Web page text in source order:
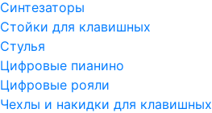
Синтезаторы
Стойки для клавишных
Стулья
Цифровые пианино
Цифровые рояли
Чехлы и накидки для клавишных